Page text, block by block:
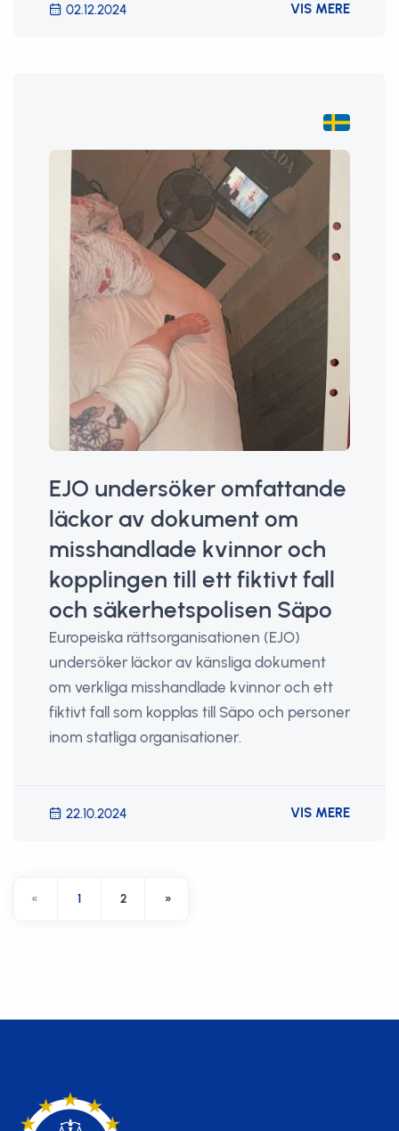
02.12.2024 VIS MERE
EJO undersöker omfattande
läckor av dokument om
misshandlade kvinnor och
kopplingen till ett fiktivt fall
och säkerhetspolisen Säpo
Europeiska rättsorganisationen (EJO)
undersöker läckor av känsliga dokument
om verkliga misshandlade kvinnor och ett
fiktivt fall som kopplas till Säpo och personer
inom statliga organisationer.
22.10.2024 VIS MERE
« 1 2 »